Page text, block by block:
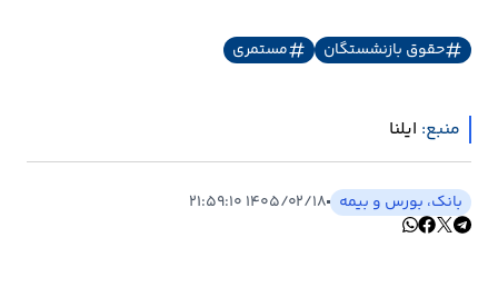
نوتیف
حقوق بازنشستگان مستمری
منبع: ایلنا
بانک، بورس و بیمه ۱۴۰۵/۰۲/۱۸ ۲۱:۵۹:۱۰